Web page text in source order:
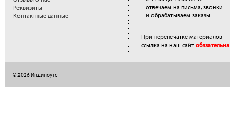
Реквизиты
Контактные данные
отвечаем на письма, звонки
и обрабатываем заказы
При перепечатке материалов
ссылка на наш сайт обязательна.
© 2026 Индиноутс